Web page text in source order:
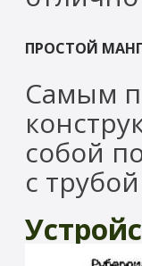
ПРОСТОЙ
Самым
собой
с